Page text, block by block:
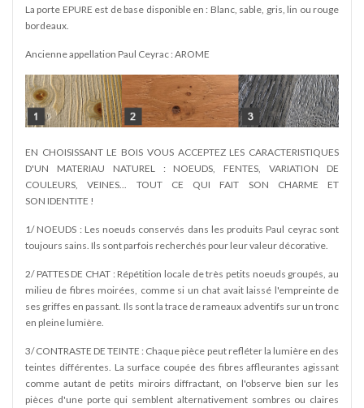
La porte EPURE est de base disponible en : Blanc, sable, gris, lin ou rouge
bordeaux.
Ancienne appellation Paul Ceyrac : AROME
EN CHOISISSANT LE BOIS VOUS ACCEPTEZ LES CARACTERISTIQUES
D'UN MATERIAU NATUREL : NOEUDS, FENTES, VARIATION DE
COULEURS, VEINES... TOUT CE QUI FAIT SON CHARME ET
SON IDENTITE !
1/ NOEUDS : Les noeuds conservés dans les produits Paul ceyrac sont
toujours sains. Ils sont parfois recherchés pour leur valeur décorative.
2/ PATTES DE CHAT : Répétition locale de très petits noeuds groupés, au
milieu de fibres moirées, comme si un chat avait laissé l'empreinte de
ses griffes en passant. Ils sont la trace de rameaux adventifs sur un tronc
en pleine lumière.
3/ CONTRASTE DE TEINTE : Chaque pièce peut refléter la lumière en des
teintes différentes. La surface coupée des fibres affleurantes agissant
comme autant de petits miroirs diffractant, on l'observe bien sur les
pièces d'une porte qui semblent alternativement sombres ou claires